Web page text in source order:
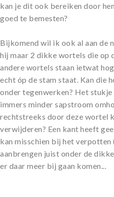
kan je dit ook bereiken door
goed te bemesten?
Bijkomend wil ik ook al aan de
hij maar 2 dikke wortels die op
andere wortels staan ietwat
echt óp de stam staat. Kan die
onder tegenwerken? Het
immers minder sapstroom
rechtstreeks door deze wortel
verwijderen? Een kant heeft
kan misschien bij het
aanbrengen juist onder de
er daar meer bij gaan komen...